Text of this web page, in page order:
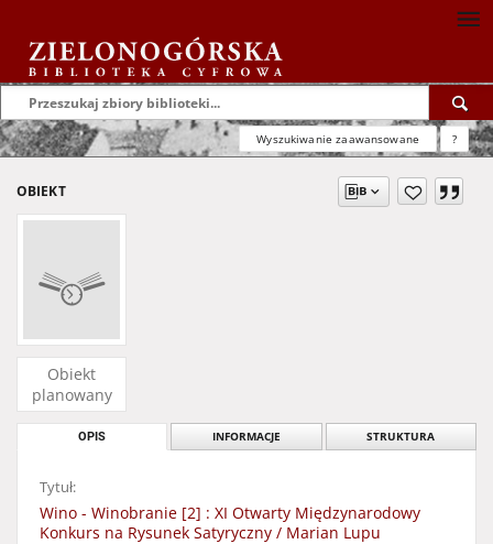
Wyszukiwanie zaawansowane ?
OBIEKT
Obiekt
planowany
OPIS INFORMACJE STRUKTURA
Tytuł:
Wino - Winobranie [2] : XI Otwarty Międzynarodowy
Konkurs na Rysunek Satyryczny / Marian Lupu